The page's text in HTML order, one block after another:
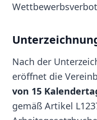
Nach der
eröffnet die
von 15
gemäß Artikel